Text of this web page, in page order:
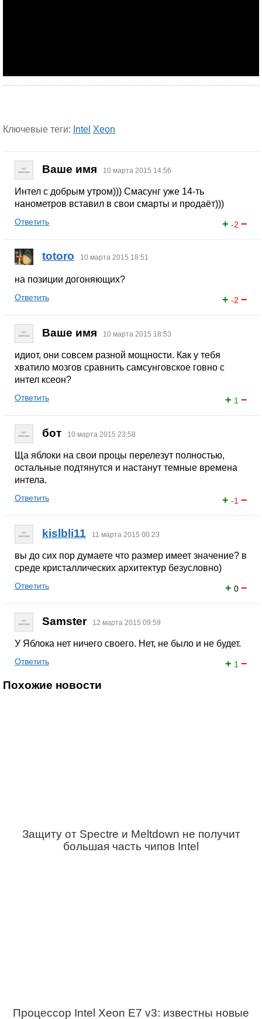
Ключевые теги: Intel Xeon
Ваше имя 10 марта 2015 14:56
Интел с добрым утром))) Смасунг уже 14-ть
нанометров вставил в свои смарты и продаёт)))
+ -2 −
Ответить
totoro 10 марта 2015 18:51
на позиции догоняющих?
+ -2 −
Ответить
Ваше имя 10 марта 2015 18:53
идиот, они совсем разной мощности. Как у тебя
хватило мозгов сравнить самсунговское говно с
интел ксеон?
+ 1 −
Ответить
бот 10 марта 2015 23:58
Ща яблоки на свои процы перелезут полностью,
остальные подтянутся и настанут темные времена
интела.
+ -1 −
Ответить
kislbli11 11 марта 2015 00:23
вы до сих пор думаете что размер имеет значение? в
среде кристаллических архитектур безусловно)
+ 0 −
Ответить
Samster 12 марта 2015 09:59
У Яблока нет ничего своего. Нет, не было и не будет.
+ 1 −
Ответить
Похожие новости
Защиту от Spectre и Meltdown не получит
большая часть чипов Intel
Процессор Intel Xeon E7 v3: известны новые